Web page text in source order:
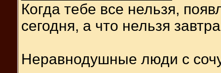
Когда тебе все нельзя,
сегодня, а что нельзя
Неравнодушные люди с